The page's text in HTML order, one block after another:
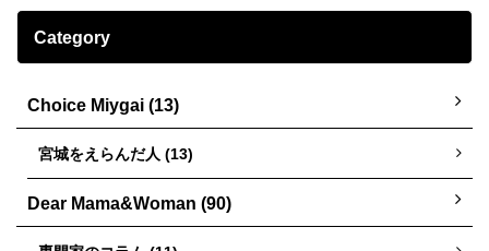
Category
Choice Miygai (13)
宮城をえらんだ人 (13)
Dear Mama&Woman (90)